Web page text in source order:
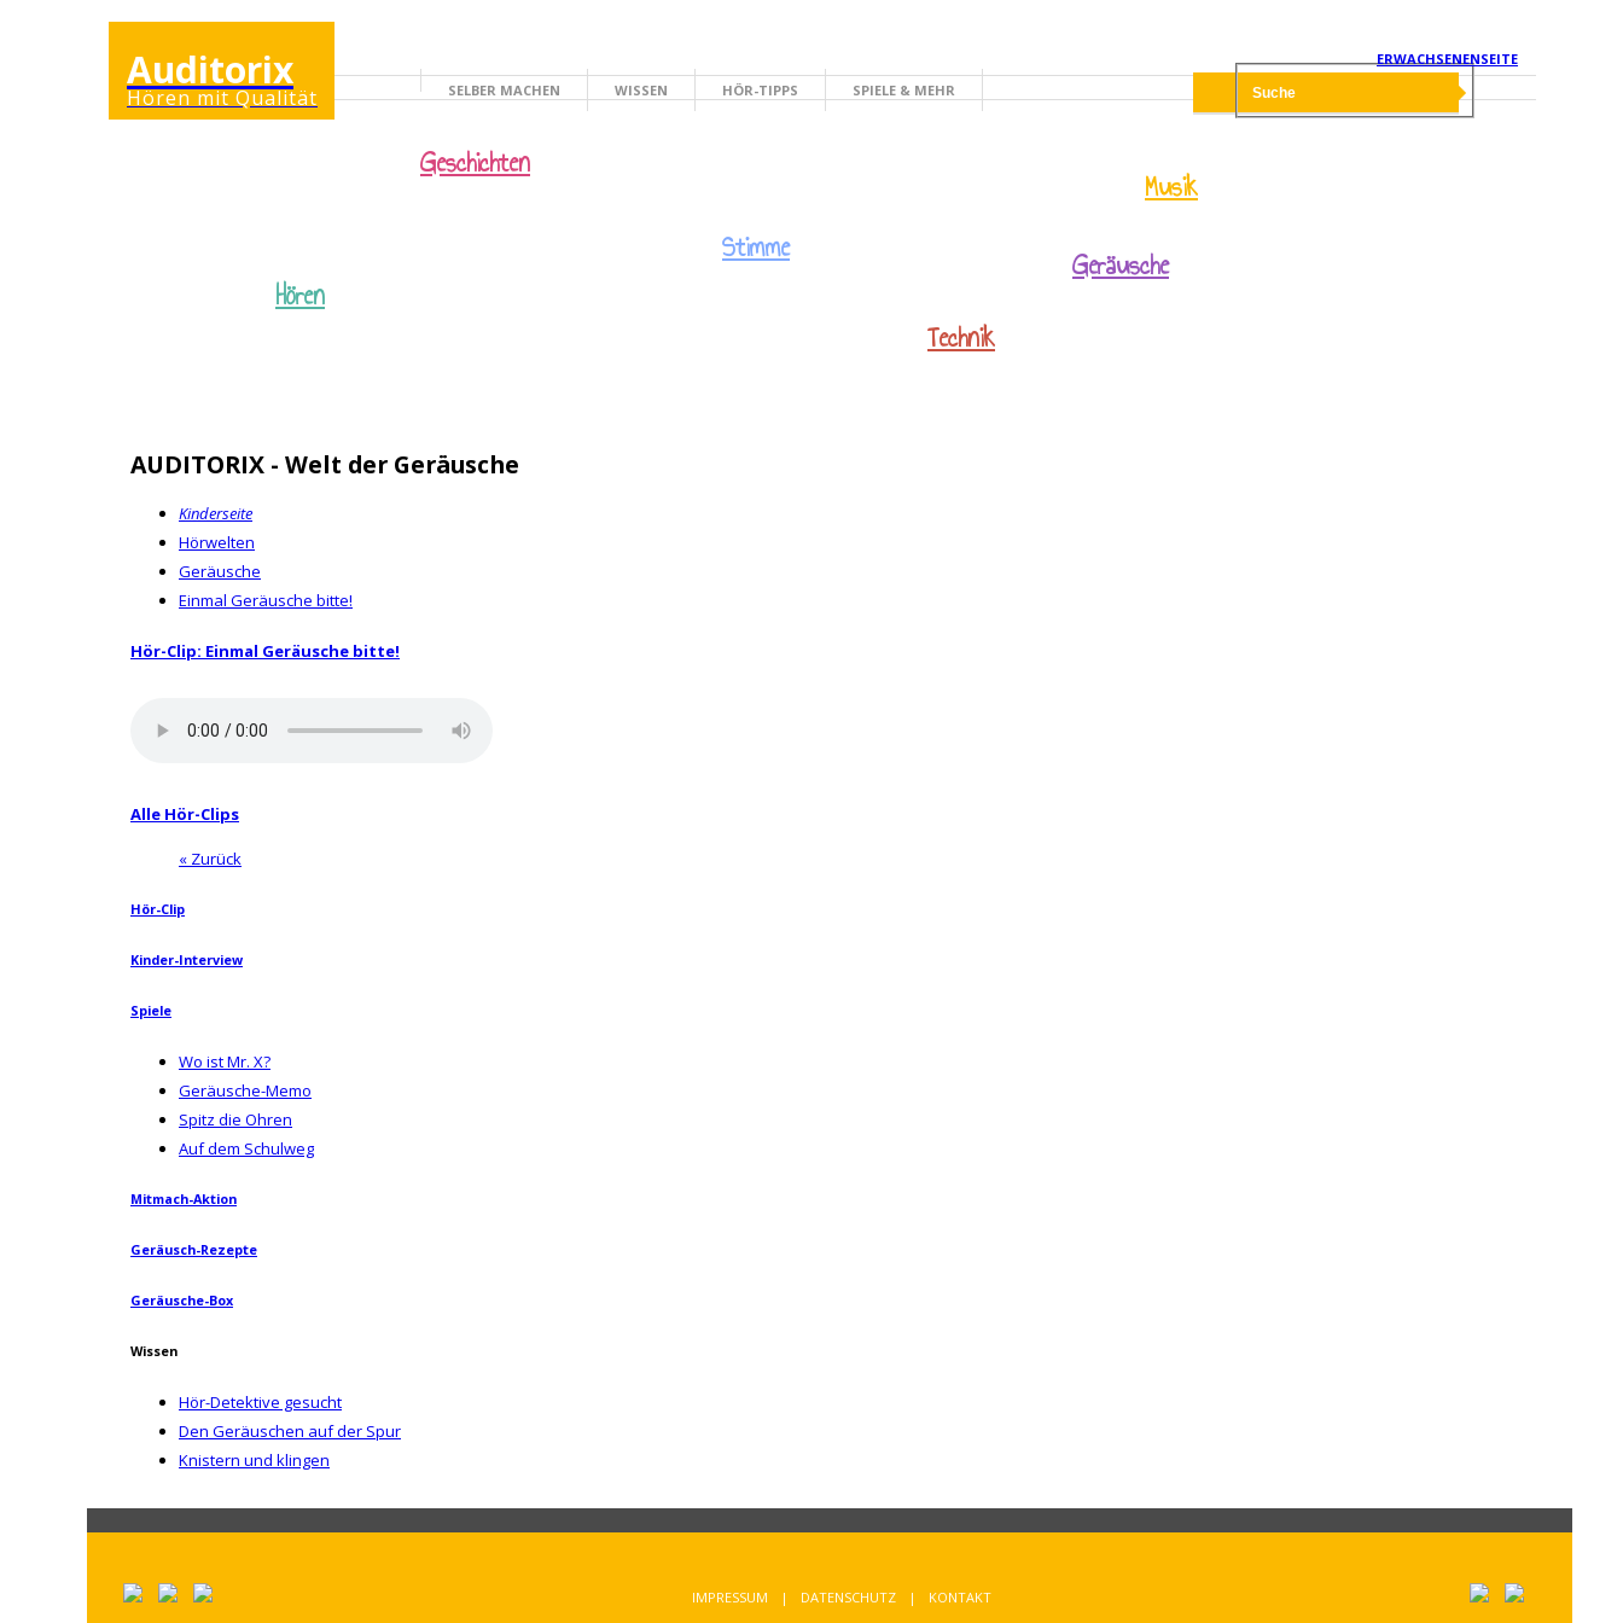
ERWACHSENENSEITE
Auditorix
Hören mit Qualität KINDERSEITE
SELBER MACHEN WISSEN HÖR-TIPPS SPIELE & MEHR
Hören
Geschichten
Stimme
Technik
Musik
Geräusche
AUDITORIX - Welt der Geräusche
Kinderseite
Hörwelten
Geräusche
Einmal Geräusche bitte!
Hör-Clip: Einmal Geräusche bitte!
Alle Hör-Clips
« Zurück
Hör-Clip
Kinder-Interview
Spiele
Wo ist Mr. X?
Geräusche-Memo
Spitz die Ohren
Auf dem Schulweg
Mitmach-Aktion
Geräusch-Rezepte
Geräusche-Box
Wissen
Hör-Detektive gesucht
Den Geräuschen auf der Spur
Knistern und klingen
IMPRESSUM DATENSCHUTZ KONTAKT